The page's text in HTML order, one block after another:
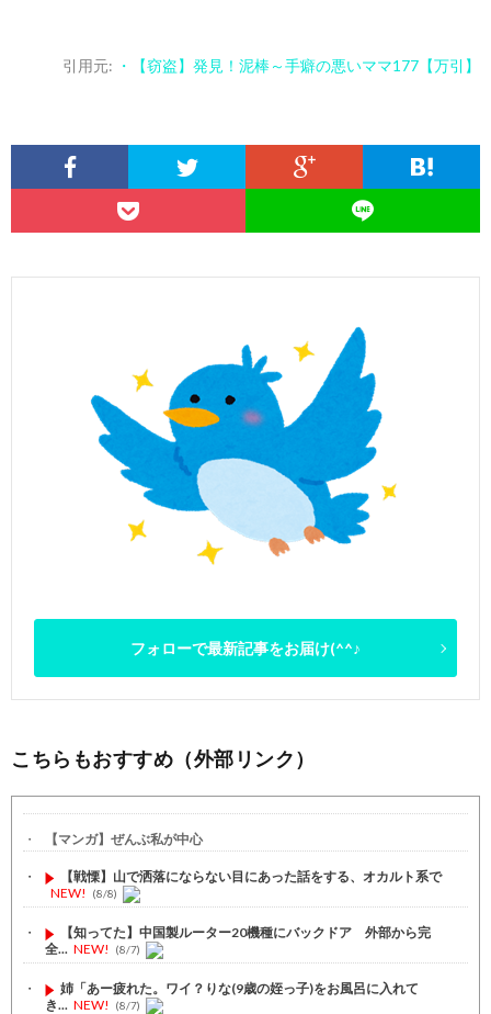
引用元: ・【窃盗】発見！泥棒～手癖の悪いママ177【万引】
フォローで最新記事をお届け(^^♪
こちらもおすすめ（外部リンク）
【マンガ】ぜんぶ私が中心
【戦慄】山で洒落にならない目にあった話をする、オカルト系で
NEW!
(8/8)
【知ってた】中国製ルーター20機種にバックドア 外部から完
全... NEW! (8/7)
姉「あー疲れた。ワイ？りな(9歳の姪っ子)をお風呂に入れて
き... NEW! (8/7)